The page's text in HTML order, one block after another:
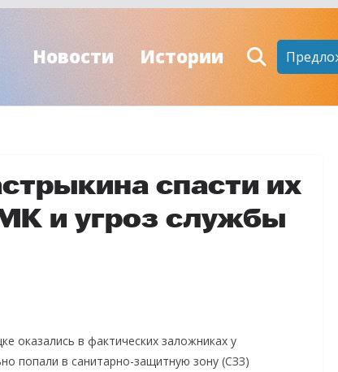
Новости Истории
спасти их
и угроз службы
оказались в фактических заложниках у
попали в санитарно-защитную зону (СЗЗ)